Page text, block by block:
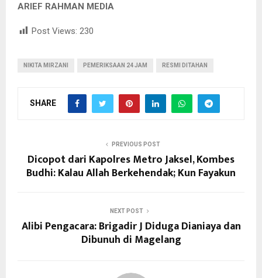
ARIEF RAHMAN MEDIA
Post Views: 230
NIKITA MIRZANI PEMERIKSAAN 24 JAM RESMI DITAHAN
SHARE
PREVIOUS POST
Dicopot dari Kapolres Metro Jaksel, Kombes
Budhi: Kalau Allah Berkehendak; Kun Fayakun
NEXT POST
Alibi Pengacara: Brigadir J Diduga Dianiaya dan
Dibunuh di Magelang